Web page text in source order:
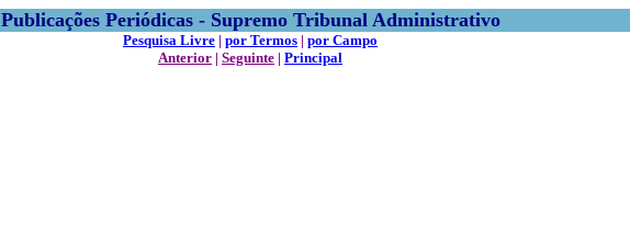
Publicações Periódicas - Supremo Tribunal Administrativo
Pesquisa Livre | por Termos | por Campo
Anterior | Seguinte | Principal